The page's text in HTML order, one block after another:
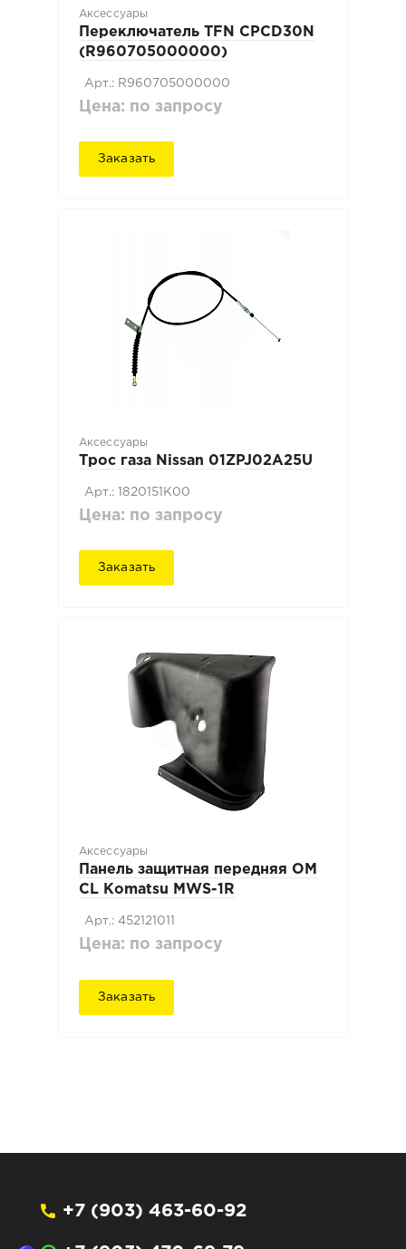
Аксессуары
Переключатель TFN CPCD30N
(R960705000000)
Арт.: R960705000000
Цена: по запросу
Заказать
Аксессуары
Трос газа Nissan 01ZPJ02A25U
Арт.: 1820151K00
Цена: по запросу
Заказать
Аксессуары
Панель защитная передняя OM
CL Komatsu MWS-1R
Арт.: 452121011
Цена: по запросу
Заказать
+7 (903) 463-60-92